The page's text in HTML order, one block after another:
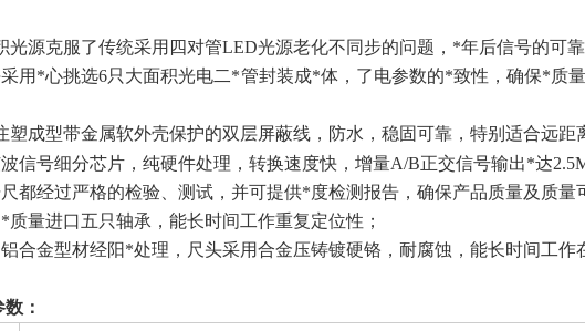
光源克服了传统采用四对管LED光源老化不同步的问题，*年后信号的可
用*心挑选6只大面积光电二*管封装成*体，了电参数的*致性，确保*质
塑成型带金属软外壳保护的双层屏蔽线，防水，稳固可靠，特别适合远
信号细分芯片，纯硬件处理，转换速度快，增量A/B正交信号输出*达
都经过严格的检验、测试，并可提供*度检测报告，确保产品质量及质量
质量进口五只轴承，能长时间工作重复定位性；
合金型材经阳*处理，尺头采用合金压铸镀硬铬，耐腐蚀，能长时间工作
：